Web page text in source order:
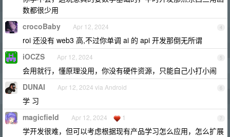
数都很少用
4
crocoBaby Apr 12, 2024
roi 还没有 web3 高,不过你单调 ai 的 api 开发那倒无所谓
5
iOCZS Apr 12, 2024
会用就行，懂原理没用，你没有硬件资源，只能自己小打小闹
6
DUNAI Apr 12, 2024 via Android
学 习
7
magicfield Apr 12, 2024 1
学开发很难，但可以考虑根据现有产品学习怎么应用，怎么扩展